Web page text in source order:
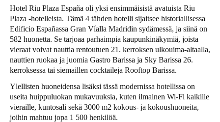
DeutschFrançaisItaliano
United Kingdom
English
Ireland
France
Français
Hotel Riu Plaza España oli yksi ensimmäisistä avatuista Riu
Plaza -hotelleista. Tämä 4 tähden hotelli sijaitsee historiallisessa
Edificio Españassa Gran Víalla Madridin sydämessä, ja siinä on
582 huonetta. Se tarjoaa parhaimpia kaupunkinäkymiä, joista
vieraat voivat nauttia rentoutuen 21. kerroksen ulkouima-altaalla,
nauttien ruokaa ja juomia Gastro Barissa ja Sky Barissa 26.
kerroksessa tai siemaillen cocktaileja Rooftop Barissa.
Ylellisten huoneidensa lisäksi tässä modernissa hotellissa on
useita huippuluokan mukavuuksia, kuten ilmainen Wi-Fi kaikille
vieraille, kuntosali sekä 3000 m2 kokous- ja kokoushuoneita,
joihin mahtuu jopa 1 500 henkilöä.